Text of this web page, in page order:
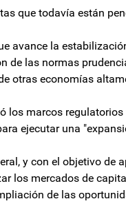
que todavía están
avance la
de las normas
otras economías
los marcos
ejecutar una
y con el objetivo de
los mercados de
de las